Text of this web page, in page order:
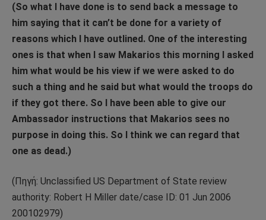
(So what I have done is to send back a message to
him saying that it can’t be done for a variety of
reasons which I have outlined. One of the interesting
ones is that when I saw Makarios this morning I asked
him what would be his view if we were asked to do
such a thing and he said but what would the troops do
if they got there. So I have been able to give our
Ambassador instructions that Makarios sees no
purpose in doing this. So I think we can regard that
one as dead.)
(Πηγή: Unclassified US Department of State review
authority: Robert H Miller date/case ID: 01 Jun 2006
200102979)